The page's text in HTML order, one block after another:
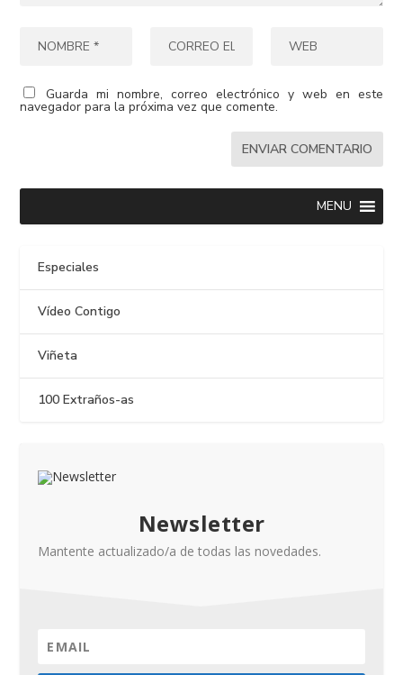
Guarda mi nombre, correo electrónico y web en este
navegador para la próxima vez que comente.
MENU
Especiales
Vídeo Contigo
Viñeta
100 Extraños-as
Newsletter
Mantente actualizado/a de todas las novedades.